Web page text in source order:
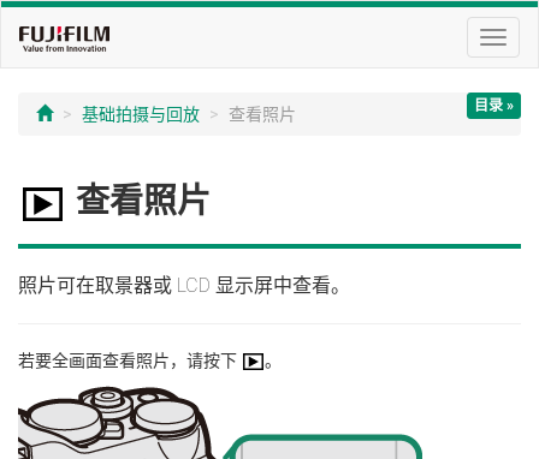
切
换
航
目录 »
基础拍摄与回放 查看照片
查看照片
照片可在取景器或 LCD 显示屏中查看。
若要全画面查看照片，请按下 。